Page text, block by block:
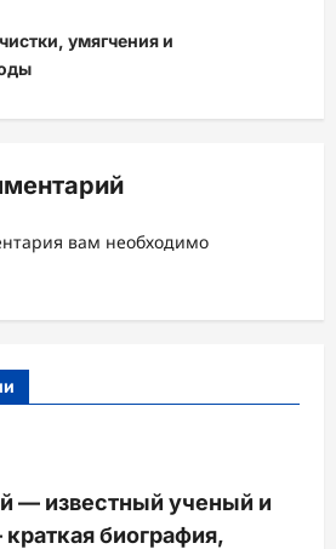
умягчения и
вам необходимо
— известный ученый и
биография,